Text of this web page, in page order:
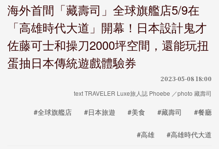
海外首間「藏壽司」全球旗艦店5/9在
「高雄時代大道」開幕！日本設計鬼才
佐藤可士和操刀2000坪空間，還能玩扭
蛋抽日本傳統遊戲體驗券
2023-05-08 18:00
text TRAVELER Luxe旅人誌 Phoebe ／photo 藏壽司
#全球旗艦店 #日本旅遊 #美食 #藏壽司 #餐廳
#高雄 #高雄時代大道